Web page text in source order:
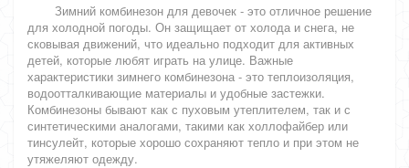
Зимний комбинезон для девочек - это отличное решение
для холодной погоды. Он защищает от холода и снега, не
сковывая движений, что идеально подходит для активных
детей, которые любят играть на улице. Важные
характеристики зимнего комбинезона - это теплоизоляция,
водоотталкивающие материалы и удобные застежки.
Комбинезоны бывают как с пуховым утеплителем, так и с
синтетическими аналогами, такими как холлофайбер или
тинсулейт, которые хорошо сохраняют тепло и при этом не
утяжеляют одежду.